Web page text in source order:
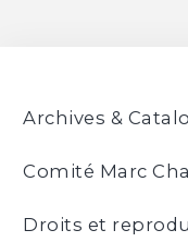
Archives &
Comité Marc
Droits et